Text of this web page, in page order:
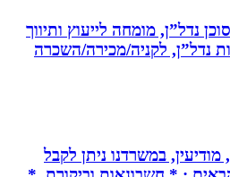
נדל”ן, מומחה לייעוץ ותיווך
נדל”ן, לקניה/מכירה/השכרה
במשרדנו ניתן לקבל